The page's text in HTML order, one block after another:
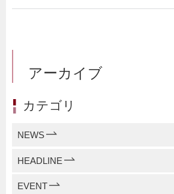
アーカイブ
カテゴリ
NEWS
HEADLINE
EVENT